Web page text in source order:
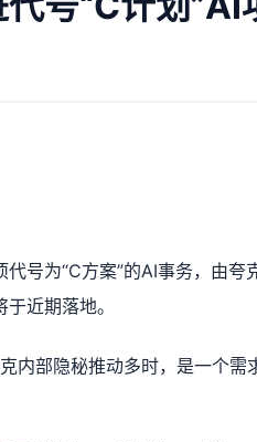
号为“C方案”的AI事务，由
近期落地。
内部隐秘推动多时，是一个